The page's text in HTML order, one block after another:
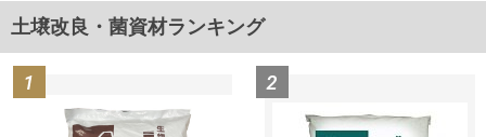
土壌改良・菌資材ランキング